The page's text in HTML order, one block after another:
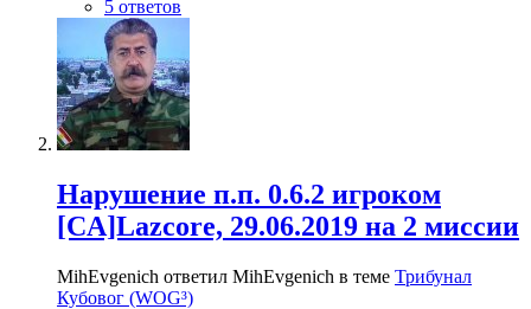
5 ответов
Нарушение п.п. 0.6.2 игроком
[CA]Lazcore, 29.06.2019 на 2 миссии
MihEvgenich ответил MihEvgenich в теме Трибунал
Кубовог (WOG³)